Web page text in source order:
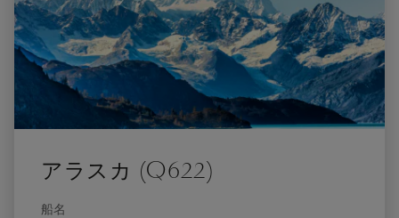
アラスカ (Q622)
船名